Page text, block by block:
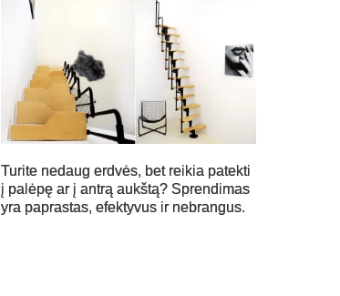
Turite nedaug erdvės, bet reikia patekti
į palėpę ar į antrą aukštą? Sprendimas
yra paprastas, efektyvus ir nebrangus.